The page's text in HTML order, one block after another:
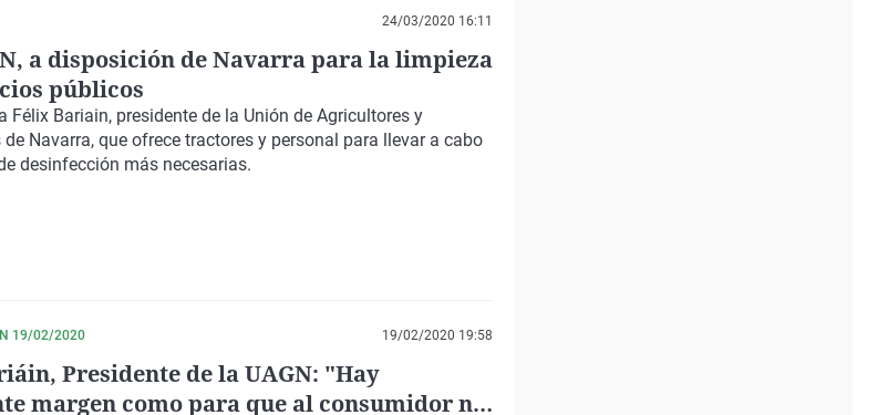
24/03/2020 16:11
a disposición de Navarra para la limpieza
públicos
Félix Bariain, presidente de la Unión de Agricultores y
de Navarra, que ofrece tractores y personal para llevar a cabo
desinfección más necesarias.
19/02/2020 19/02/2020 19:58
Presidente de la UAGN: "Hay
margen como para que al consumidor no